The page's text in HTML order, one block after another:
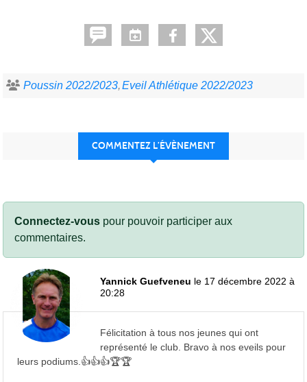
Poussin 2022/2023 Eveil Athlétique 2022/2023
COMMENTEZ L’ÉVÈNEMENT
Connectez-vous pour pouvoir participer aux
commentaires.
Yannick Guefveneu le 17 décembre 2022 à
20:28
Félicitation à tous nos jeunes qui ont
représenté le club. Bravo à nos eveils pour
leurs podiums.👍👍👍🏆🏆